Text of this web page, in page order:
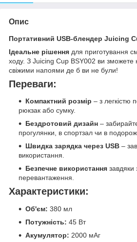
Опис
Портативний USB-блендер Juicing
Ідеальне рішення для приготування
ходу. З Juicing Cup BSY002 ви зможете
свіжими напоями де б ви не були!
Переваги:
Компактний розмір – з легкістю
рюкзак або сумку.
Бездротовий дизайн –
прогулянки, в спортзал чи в
Швидка зарядка через USB –
використання.
Безпечне використання завдяки
перевантаження.
Характеристики:
Об'єм: 380 мл
Потужність: 45 Вт
Акумулятор: 2000 мАг